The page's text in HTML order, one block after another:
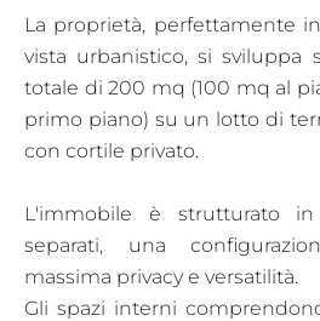
La proprietà, perfettamente
vista urbanistico, si
totale di 200 mq (100 mq al
primo piano) su un lotto di
con cortile privato.
​L'immobile è strutturato
separati, una
massima privacy e versatilità.
Gli spazi interni